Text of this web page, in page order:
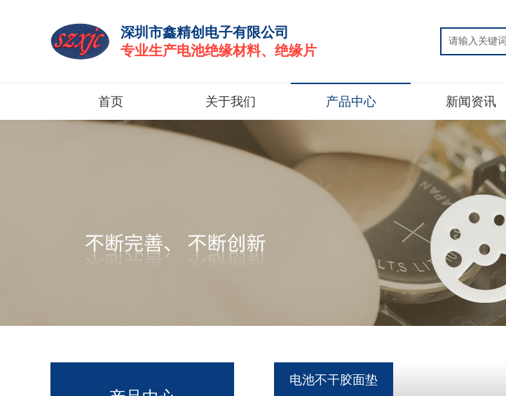
深圳市鑫精创电子有限公司
专业生产电池绝缘材料、绝缘片
首页 关于我们 产品中心 新闻资讯
电池不干胶面垫